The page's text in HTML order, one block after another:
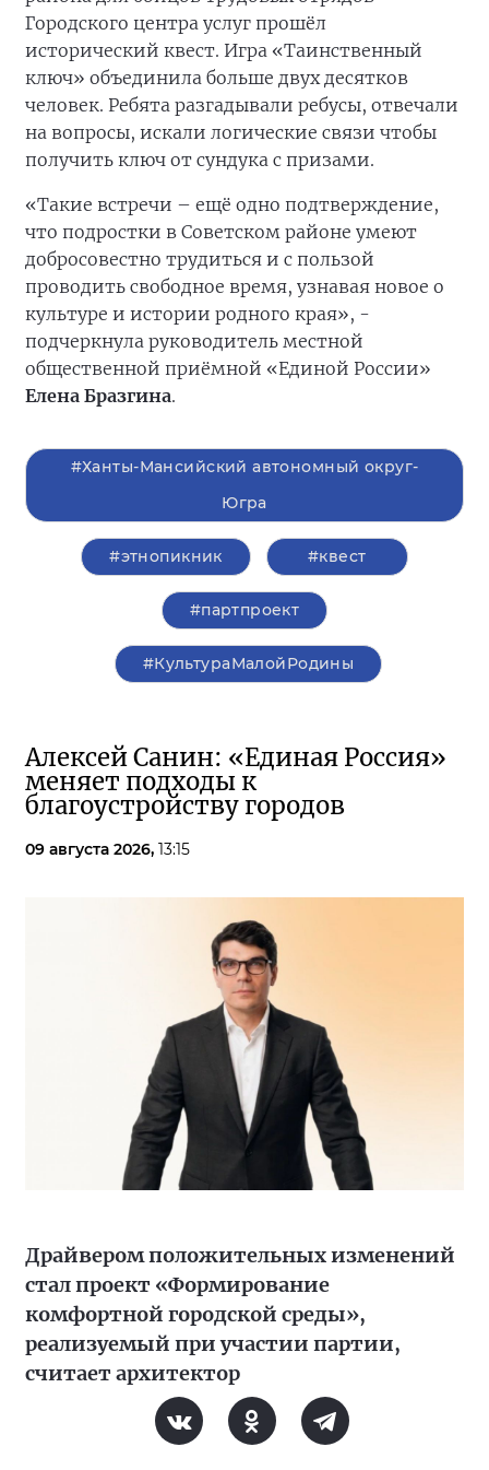
Городского центра услуг прошёл
исторический квест. Игра «Таинственный
ключ» объединила больше двух десятков
человек. Ребята разгадывали ребусы, отвечали
на вопросы, искали логические связи чтобы
получить ключ от сундука с призами.
«Такие встречи – ещё одно подтверждение,
что подростки в Советском районе умеют
добросовестно трудиться и с пользой
проводить свободное время, узнавая новое о
культуре и истории родного края», -
подчеркнула руководитель местной
общественной приёмной «Единой России»
Елена Бразгина.
#Ханты-Мансийский автономный округ-
Югра
#этнопикник #квест
#партпроект
#КультураМалойРодины
Алексей Санин: «Единая Россия»
меняет подходы к
благоустройству городов
09 августа 2026, 13:15
Драйвером положительных изменений
стал проект «Формирование
комфортной городской среды»,
реализуемый при участии партии,
считает архитектор